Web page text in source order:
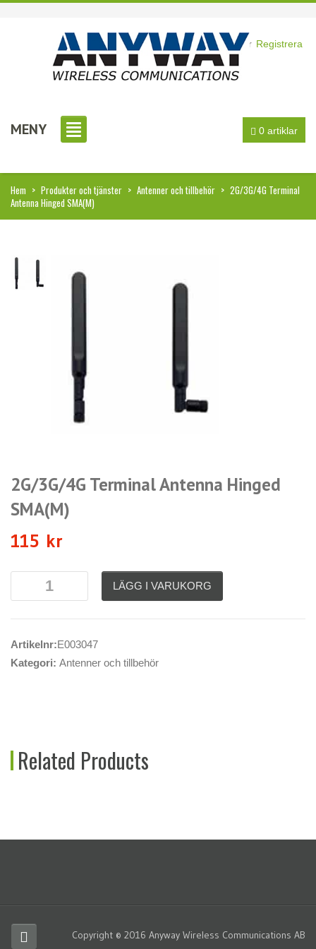
Logga in eller Registrera
0 artiklar
MENY
Hem > Produkter och tjänster > Antenner och tillbehör > 2G/3G/4G Terminal
Antenna Hinged SMA(M)
2G/3G/4G Terminal Antenna Hinged
SMA(M)
115 kr
LÄGG I VARUKORG
Artikelnr:E003047
Kategori: Antenner och tillbehör
Related Products
Copyright © 2016 Anyway Wireless Communications AB